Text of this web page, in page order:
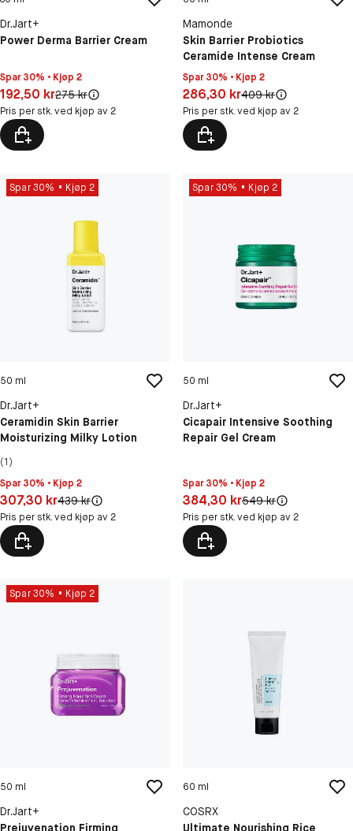
Dr.Jart+
Power Derma Barrier Cream
Spar 30% • Kjøp 2
Pris: 192,50 kr
192,50 krOriginal pris:
275 kr
Pris per stk. ved kjøp av 2
Mamonde
Skin Barrier Probiotics
Ceramide Intense Cream
Spar 30% • Kjøp 2
Pris: 286,30 kr
286,30 krOriginal pris:
409 kr
Pris per stk. ved kjøp av 2
Spar 30% Kjøp 2
50 ml
Dr.Jart+
Ceramidin Skin Barrier
Moisturizing Milky Lotion
(1)
Spar 30% • Kjøp 2
Pris: 307,30 kr
307,30 krOriginal pris:
439 kr
Pris per stk. ved kjøp av 2
Spar 30% Kjøp 2
50 ml
Dr.Jart+
Cicapair Intensive Soothing
Repair Gel Cream
Spar 30% • Kjøp 2
Pris: 384,30 kr
384,30 krOriginal pris:
549 kr
Pris per stk. ved kjøp av 2
Spar 30% Kjøp 2
50 ml
Dr.Jart+
Prejuvenation Firming
60 ml
COSRX
Ultimate Nourishing Rice